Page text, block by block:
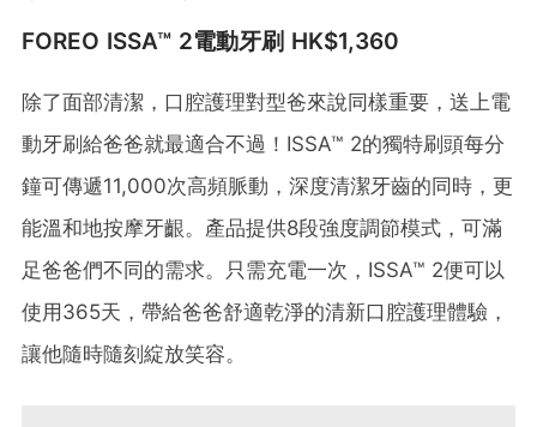
FOREO ISSA™ 2電動牙刷 HK$1,360
除了面部清潔，口腔護理對型爸來說同樣重要，送上電
動牙刷給爸爸就最適合不過！ISSA™ 2的獨特刷頭每分
鐘可傳遞11,000次高頻脈動，深度清潔牙齒的同時，更
能溫和地按摩牙齦。產品提供8段強度調節模式，可滿
足爸爸們不同的需求。只需充電一次，ISSA™ 2便可以
使用365天，帶給爸爸舒適乾淨的清新口腔護理體驗，
讓他隨時隨刻綻放笑容。